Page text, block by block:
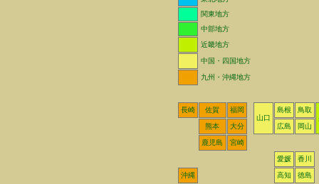
関東地方
中部地方
近畿地方
中国・四国地方
九州・沖縄地方
長崎 佐賀
福岡
山口
島根
鳥取
熊本
大分 広島 岡山
鹿児島 宮崎
愛媛 香川
沖縄 高知 徳島